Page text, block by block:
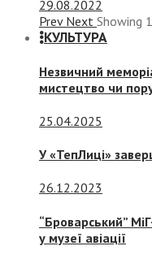
29.08.2022
Prev Next Showing 1
КУЛЬТУРА
Незвичний
мистецтво чи
25.04.2025
У «ТепЛиці»
26.12.2023
“Броварський”
у музеї авіації